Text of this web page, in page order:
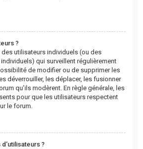
?
utilisateurs individuels (ou des
qui surveillent régulièrement
de modifier ou de supprimer les
déverrouiller, les déplacer, les fusionner
qu’ils modèrent. En règle générale, les
pour que les utilisateurs respectent
le forum.
?